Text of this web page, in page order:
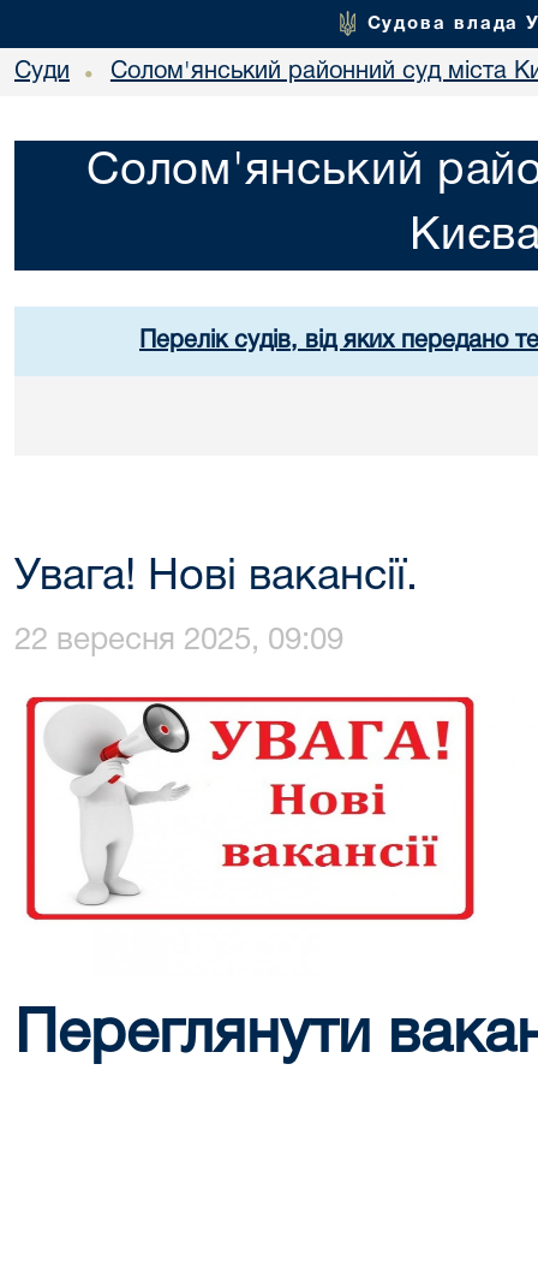
Судова влада
Суди • Солом'янський районний суд міста
Солом'янський
Перелік судів, від яких передано
Увага! Нові вакансії.
22 вересня 2025, 09:09
Переглянути